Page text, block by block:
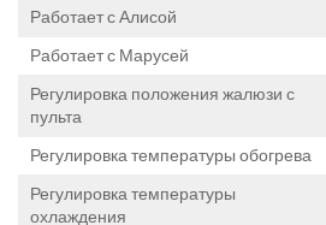
Работает с Алисой
Работает с Марусей
Регулировка положения жалюзи с
пульта
Регулировка температуры обогрева
Регулировка температуры
охлаждения